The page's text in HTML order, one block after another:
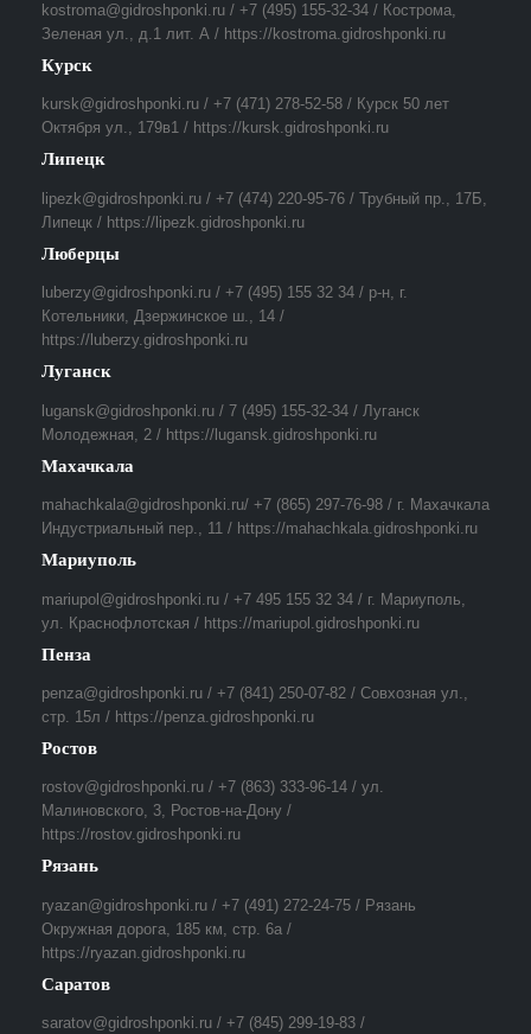
kostroma@gidroshponki.ru / +7 (495) 155-32-34 / Кострома,
Зеленая ул., д.1 лит. А / https://kostroma.gidroshponki.ru
Курск
kursk@gidroshponki.ru / +7 (471) 278-52-58 / Курск 50 лет
Октября ул., 179в1 / https://kursk.gidroshponki.ru
Липецк
lipezk@gidroshponki.ru / +7 (474) 220-95-76 / Трубный пр., 17Б,
Липецк / https://lipezk.gidroshponki.ru
Люберцы
luberzy@gidroshponki.ru / +7 (495) 155 32 34 / р-н, г.
Котельники, Дзержинское ш., 14 /
https://luberzy.gidroshponki.ru
Луганск
lugansk@gidroshponki.ru / 7 (495) 155-32-34 / Луганск
Молодежная, 2 / https://lugansk.gidroshponki.ru
Махачкала
mahachkala@gidroshponki.ru/ +7 (865) 297-76-98 / г. Махачкала
Индустриальный пер., 11 / https://mahachkala.gidroshponki.ru
Мариуполь
mariupol@gidroshponki.ru / +7 495 155 32 34 / г. Мариуполь,
ул. Краснофлотская / https://mariupol.gidroshponki.ru
Пенза
penza@gidroshponki.ru / +7 (841) 250-07-82 / Совхозная ул.,
стр. 15л / https://penza.gidroshponki.ru
Ростов
rostov@gidroshponki.ru / +7 (863) 333-96-14 / ул.
Малиновского, 3, Ростов-на-Дону /
https://rostov.gidroshponki.ru
Рязань
ryazan@gidroshponki.ru / +7 (491) 272-24-75 / Рязань
Окружная дорога, 185 км, стр. 6а /
https://ryazan.gidroshponki.ru
Саратов
saratov@gidroshponki.ru / +7 (845) 299-19-83 /